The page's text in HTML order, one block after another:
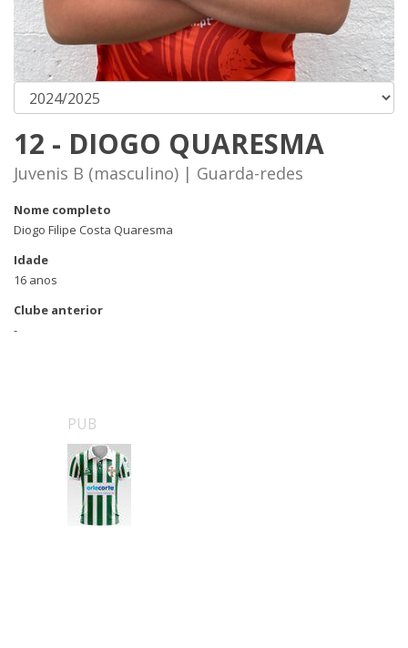
12 - DIOGO QUARESMA
Juvenis B (masculino) | Guarda-redes
Nome completo
Diogo Filipe Costa Quaresma
Idade
16 anos
Clube anterior
-
PUB